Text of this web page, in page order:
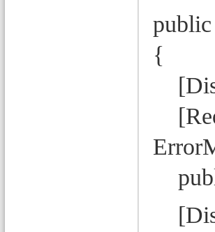
public
{